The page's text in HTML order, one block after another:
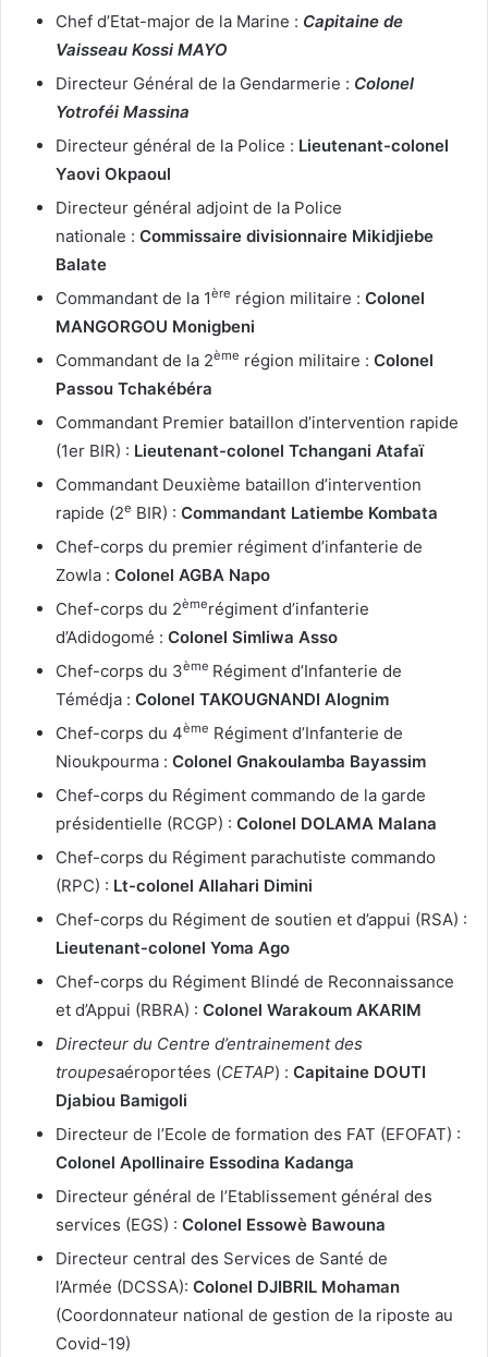
Chef d’Etat-major de la Marine : Capitaine de
Vaisseau Kossi MAYO
Directeur Général de la Gendarmerie : Colonel
Yotroféi Massina
Directeur général de la Police : Lieutenant-colonel
Yaovi Okpaoul
Directeur général adjoint de la Police
nationale : Commissaire divisionnaire Mikidjiebe
Balate
Commandant de la 1ère région militaire : Colonel
MANGORGOU Monigbeni
Commandant de la 2ème région militaire : Colonel
Passou Tchakébéra
Commandant Premier bataillon d’intervention rapide
(1er BIR) : Lieutenant-colonel Tchangani Atafaï
Commandant Deuxième bataillon d’intervention
rapide (2e BIR) : Commandant Latiembe Kombata
Chef-corps du premier régiment d’infanterie de
Zowla : Colonel AGBA Napo
Chef-corps du 2èmerégiment d’infanterie
d’Adidogomé : Colonel Simliwa Asso
Chef-corps du 3ème Régiment d’Infanterie de
Témédja : Colonel TAKOUGNANDI Alognim
Chef-corps du 4ème Régiment d’Infanterie de
Nioukpourma : Colonel Gnakoulamba Bayassim
Chef-corps du Régiment commando de la garde
présidentielle (RCGP) : Colonel DOLAMA Malana
Chef-corps du Régiment parachutiste commando
(RPC) : Lt-colonel Allahari Dimini
Chef-corps du Régiment de soutien et d’appui (RSA) :
Lieutenant-colonel Yoma Ago
Chef-corps du Régiment Blindé de Reconnaissance
et d’Appui (RBRA) : Colonel Warakoum AKARIM
Directeur du Centre d’entrainement des
troupesaéroportées (CETAP) : Capitaine DOUTI
Djabiou Bamigoli
Directeur de l’Ecole de formation des FAT (EFOFAT) :
Colonel Apollinaire Essodina Kadanga
Directeur général de l’Etablissement général des
services (EGS) : Colonel Essowè Bawouna
Directeur central des Services de Santé de
l’Armée (DCSSA): Colonel DJIBRIL Mohaman
(Coordonnateur national de gestion de la riposte au
Covid-19)